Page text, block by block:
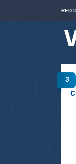
RED
3